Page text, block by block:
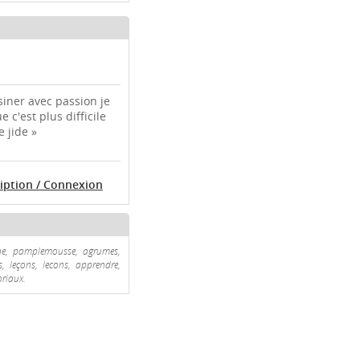
avec passion je
c'est plus difficile
jide »
/ Connexion
pamplemousse, agrumes,
leçons, lecons, apprendre,